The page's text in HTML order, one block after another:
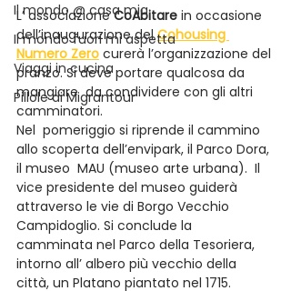
Il mondo @ casa mia
Il mondo fuori mi aspetta
Viaggi in cucina
Pillole di Migrantour
L’ associazione CoAbitare in occasione
dell’inaugurazione del Cohousing
Numero Zero curerà l’organizzazione del
pranzo. Si deve portare qualcosa da
mangiare  da condividere con gli altri
camminatori.
Nel  pomeriggio si riprende il cammino
allo scoperta dell’envipark, il Parco Dora,
il museo  MAU (museo arte urbana).  Il
vice presidente del museo guiderà
attraverso le vie di Borgo Vecchio
Campidoglio. Si conclude la
camminata nel Parco della Tesoriera,
intorno all’ albero più vecchio della
città, un Platano piantato nel 1715.